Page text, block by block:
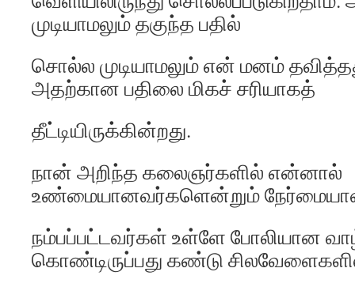
முடியாமலும் தகுந்த பதில்
சொல்ல முடியாமலும் என் மனம்
அதற்கான பதிலை மிகச் சரியாகத்
தீட்டியிருக்கின்றது.
நான் அறிந்த கலைஞர்களில் என்னால்
உண்மையானவர்களென்றும்
நம்பப்பட்டவர்கள் உள்ளே போலியான
கொண்டிருப்பது கண்டு